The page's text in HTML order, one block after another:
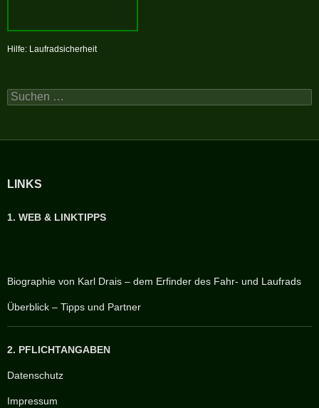
Hilfe: Laufradsicherheit
Suchen
nach:
LINKS
1. WEB & LINKTIPPS
Biographie von Karl Drais – dem Erfinder des Fahr- und Laufrads
Überblick – Tipps und Partner
2. PFLICHTANGABEN
Datenschutz
Impressum